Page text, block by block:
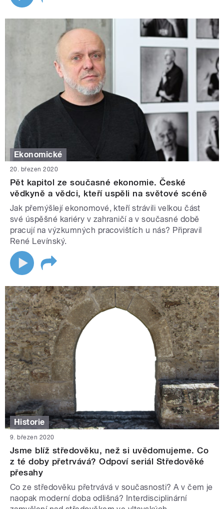
Ekonomické
20. březen 2020
Pět kapitol ze současné ekonomie. České
vědkyně a vědci, kteří uspěli na světové scéně
Jak přemýšlejí ekonomové, kteří strávili velkou část
své úspěšné kariéry v zahraničí a v současné době
pracují na výzkumných pracovištích u nás? Připravil
René Levínský.
Historie
9. březen 2020
Jsme blíž středověku, než si uvědomujeme. Co
z té doby přetrvává? Odpoví seriál Středověké
přesahy
Co ze středověku přetrvává v současnosti? A v čem je
naopak moderní doba odlišná? Interdisciplinární